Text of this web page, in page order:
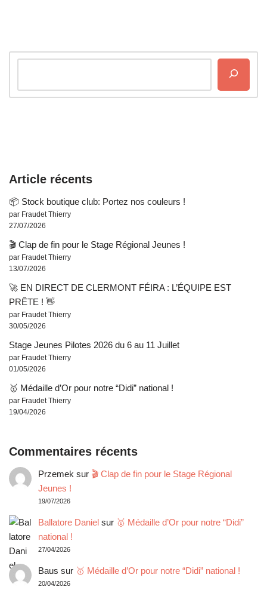
Article récents
📦 Stock boutique club: Portez nos couleurs !
par Fraudet Thierry
27/07/2026
🎬 Clap de fin pour le Stage Régional Jeunes !
par Fraudet Thierry
13/07/2026
🚀 EN DIRECT DE CLERMONT FÉIRA : L’ÉQUIPE EST
PRÊTE ! 👋
par Fraudet Thierry
30/05/2026
Stage Jeunes Pilotes 2026 du 6 au 11 Juillet
par Fraudet Thierry
01/05/2026
🥇 Médaille d’Or pour notre “Didi” national !
par Fraudet Thierry
19/04/2026
Commentaires récents
Przemek sur 🎬 Clap de fin pour le Stage Régional
Jeunes !
19/07/2026
Ballatore Danielsur 🥇 Médaille d’Or pour notre “Didi”
national !
27/04/2026
Baus sur 🥇 Médaille d’Or pour notre “Didi” national !
20/04/2026